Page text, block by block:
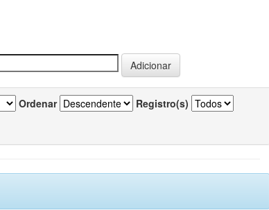
Ordenar Registro(s)